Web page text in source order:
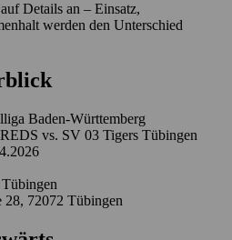
Details an – Einsatz,
werden den Unterschied
Baden-Württemberg
vs. SV 03 Tigers Tübingen
28, 72072 Tübingen